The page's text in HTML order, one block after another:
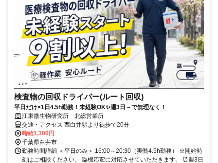
検査物の回収ドライバー(ルート回収)
平日だけ×1日4.5h勤務！未経験OK✨週3日～で無理なく！
江東微生物研究所 北総営業所
交通・アクセス 西白井駅より徒歩で20分
時給1,300円
千葉県白井市
勤務時間詳細 ＜平日のみ＞ 16:00～20:30（実働4.5h勤務） ※開始時
刻はご相談ください。 臨機応変に対応させていただきます。 ⏰週3日